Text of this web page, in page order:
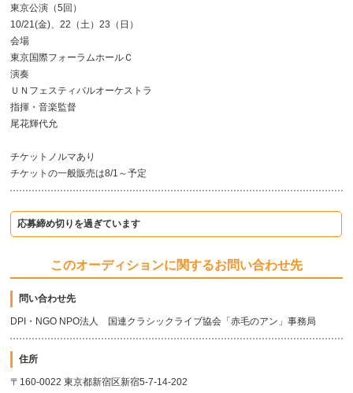
東京公演（5回）
10/21(金)、22（土）23（日）
会場
東京国際フォーラムホールＣ
演奏
ＵＮフェスティバルオーケストラ
指揮・音楽監督
尾花輝代允
チケットノルマあり
チケットの一般販売は8/1～予定
応募締め切りを過ぎています
このオーディションに関するお問い合わせ先
問い合わせ先
DPI・NGO NPO法人 国連クラシックライブ協会「赤毛のアン」事務局
住所
〒160-0022 東京都新宿区新宿5-7-14-202